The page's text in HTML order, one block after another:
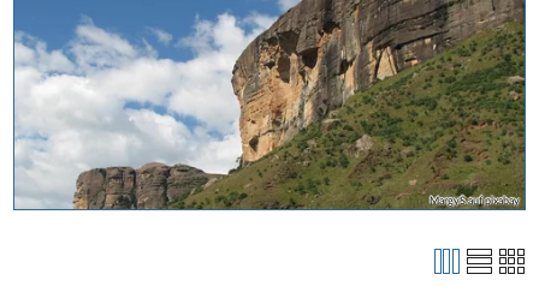
MargyS auf pixabay